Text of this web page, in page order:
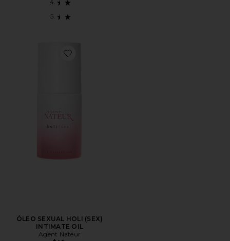
Favorite ÓLEO SEXUAL HOLI (SEX) INTIMATE OIL
ÓLEO SEXUAL HOLI (SEX)
INTIMATE OIL
Agent Nateur